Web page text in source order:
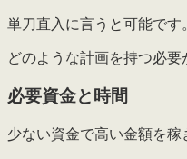
単刀直入に言うと可能です
どのような計画を持つ必要
必要資金と時間
少ない資金で高い金額を稼